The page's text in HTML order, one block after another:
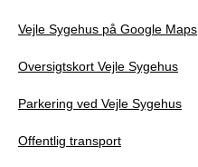
Vejle Sygehus på Google Maps
Oversigtskort Vejle Sygehus
Parkering ved Vejle Sygehus
Offentlig transport